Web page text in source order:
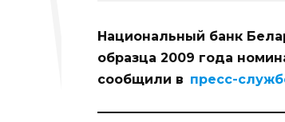
Национальный банк
образца 2009 года
сообщили в пресс-